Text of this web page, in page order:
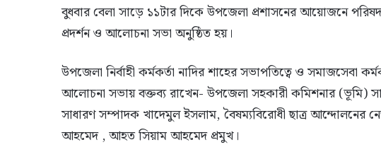
বুধবার বেলা সাড়ে ১১টার দিকে উপজেলা প্রশাসনের আয়োজনে
প্রদর্শন ও আলোচনা সভা অনুষ্ঠিত হয়।
উপজেলা নির্বাহী কর্মকর্তা নাদির শাহের সভাপতিত্বে ও সমাজসেবা
আলোচনা সভায় বক্তব্য রাখেন- উপজেলা সহকারী কমিশনার (ভূমি)
সাধারণ সম্পাদক খাদেমুল ইসলাম, বৈষম্যবিরোধী ছাত্র আন্দোলনের
আহমেদ , আহত সিয়াম আহমেদ প্রমুখ।